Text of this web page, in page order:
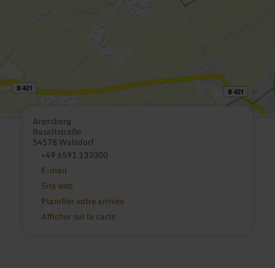
Arensberg
Basaltstraße
54578 Walsdorf
+49 6591 133300
E-mail
Site web
Planifier votre arrivée
Afficher sur la carte